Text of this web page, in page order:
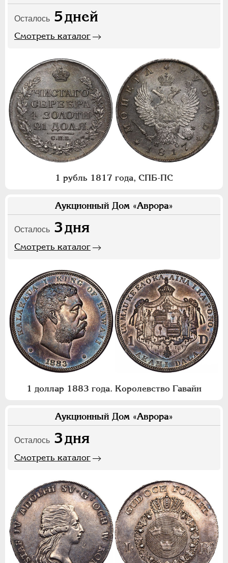
Осталось 5дней
Смотреть каталог
1 рубль 1817 года, СПБ-ПС
Аукционный Дом «Аврора»
Осталось 3дня
Смотреть каталог
1 доллар 1883 года. Королевство Гавайи
Аукционный Дом «Аврора»
Осталось 3дня
Смотреть каталог